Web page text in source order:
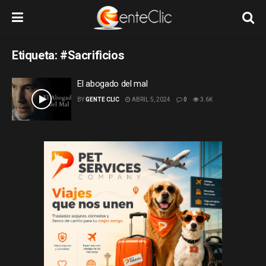
Etiqueta: #Sacrificios
El abogado del mal
BYGENTE CLIC ABRIL 5, 2024 0 3.6K